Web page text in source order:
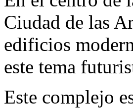
Ciudad de las
edificios
este tema
Este complejo